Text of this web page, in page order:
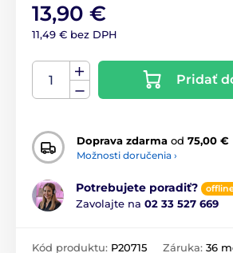
13,90 €
11,49 € bez DPH
Pridať
Doprava zdarma od 75,00 €
Možnosti doručenia ›
Potrebujete poradiť?
Zavolajte na 02 33 527 669
Kód produktu: P20715 Záruka: 36